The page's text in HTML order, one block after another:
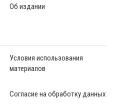
Об издании
Условия использования
материалов
Согласие на обработку данных